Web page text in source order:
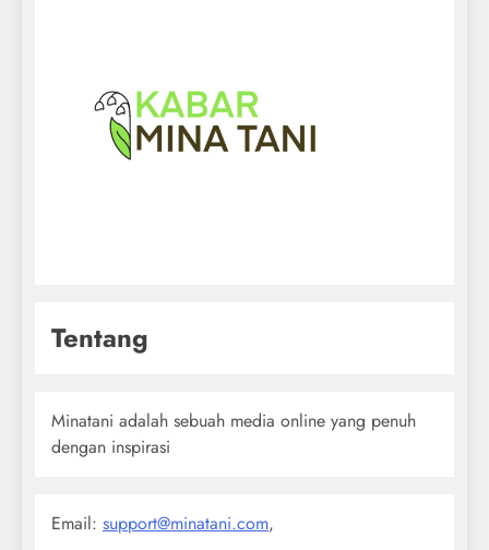
Tentang
Minatani adalah sebuah media online yang penuh
dengan inspirasi
Email: support@minatani.com,